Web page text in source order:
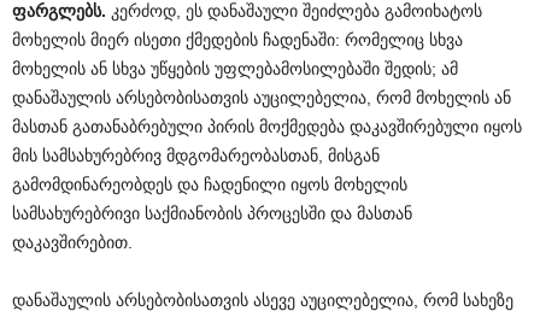
ფარგლებს. კერძოდ, ეს დანაშაული შეიძლება გამოიხატოს
მოხელის მიერ ისეთი ქმედების ჩადენაში: რომელიც სხვა
მოხელის ან სხვა უწყების უფლებამოსილებაში შედის; ამ
დანაშაულის არსებობისათვის აუცილებელია, რომ მოხელის ან
მასთან გათანაბრებული პირის მოქმედება დაკავშირებული იყოს
მის სამსახურებრივ მდგომარეობასთან, მისგან
გამომდინარეობდეს და ჩადენილი იყოს მოხელის
სამსახურებრივი საქმიანობის პროცესში და მასთან
დაკავშირებით.
დანაშაულის არსებობისათვის ასევე აუცილებელია, რომ სახეზე